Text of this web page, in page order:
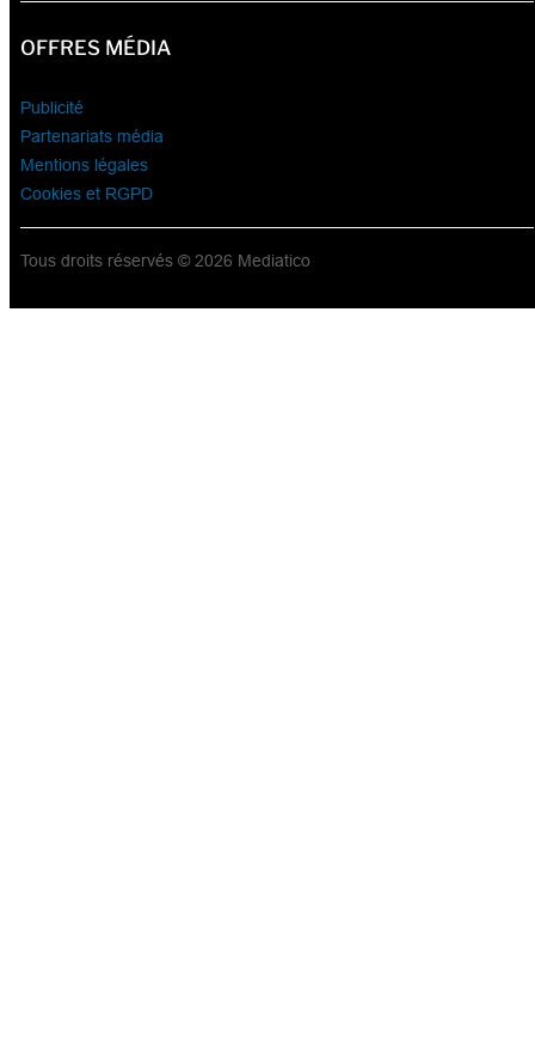
OFFRES MÉDIA
Publicité
Partenariats média
Mentions légales
Cookies et RGPD
Tous droits réservés © 2026 Mediatico